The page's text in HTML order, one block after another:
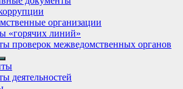
организации
«горячих линий»
проверок межведомственных органов
Show
sub
menuдеятельностей